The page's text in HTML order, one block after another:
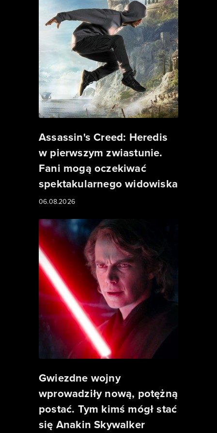
Assassin's Creed: Heredis
w pierwszym zwiastunie.
Fani mogą oczekiwać
spektakularnego widowiska
06.08.2026
Gwiezdne wojny
wprowadziły nową, potężną
postać. Tym kimś mógł stać
się Anakin Skywalker